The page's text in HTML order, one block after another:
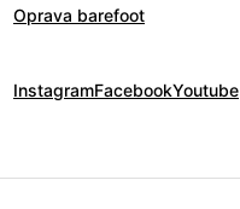
Oprava barefoot
InstagramFacebookYoutube